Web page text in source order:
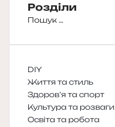
Розділи
Пошук:
DIY
Життя та стиль
Здоров’я та спорт
Культура та розваги
Освіта та робота